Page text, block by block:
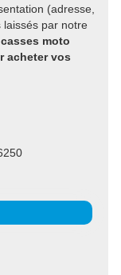
(adresse,
par notre
casses moto
acheter vos